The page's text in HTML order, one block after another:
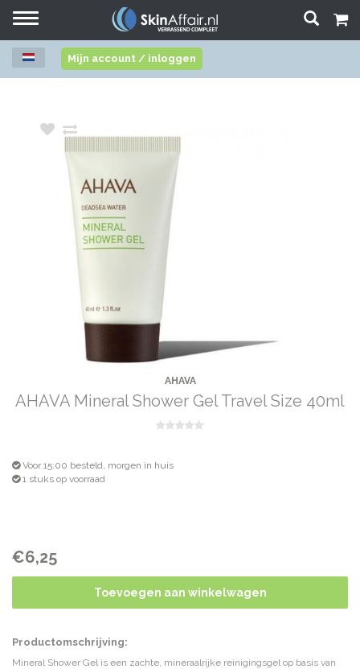
Toggle
Mijn account / inloggen
AHAVA
AHAVA Mineral Shower Gel Travel Size 40ml
Voor 15:00 besteld, morgen in huis
1 stuks op voorraad
€6,25
Toevoegen aan winkelwagen
Productomschrijving:
Mineral Shower Gel is een zachte, mineraalrijke reinigingsgel op basis van